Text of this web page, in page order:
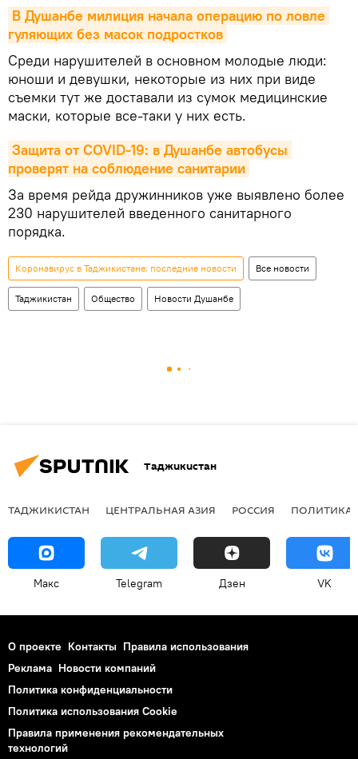
В Душанбе милиция начала операцию по ловле
гуляющих без масок подростков
Среди нарушителей в основном молодые люди:
юноши и девушки, некоторые из них при виде
съемки тут же доставали из сумок медицинские
маски, которые все-таки у них есть.
Защита от COVID-19: в Душанбе автобусы
проверят на соблюдение санитарии
За время рейда дружинников уже выявлено более
230 нарушителей введенного санитарного
порядка.
Коронавирус в Таджикистане: последние новости Все новости
Таджикистан Общество Новости Душанбе
Таджикистан
ТАДЖИКИСТАН ЦЕНТРАЛЬНАЯ АЗИЯ РОССИЯ ПОЛИТИКА
Макс Telegram Дзен VK
О проекте Контакты Правила использования
Реклама Новости компаний
Политика конфиденциальности
Политика использования Cookie
Правила применения рекомендательных
технологий